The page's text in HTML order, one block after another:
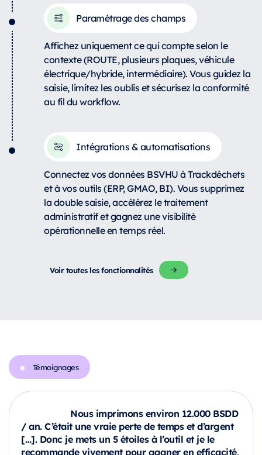
Paramétrage des champs
Affichez uniquement ce qui compte selon le
contexte (ROUTE, plusieurs plaques, véhicule
électrique/hybride, intermédiaire). Vous guidez la
saisie, limitez les oublis et sécurisez la conformité
au fil du workflow.
Intégrations & automatisations
Connectez vos données BSVHU à Trackdéchets
et à vos outils (ERP, GMAO, BI). Vous supprimez
la double saisie, accélérez le traitement
administratif et gagnez une visibilité
opérationnelle en temps réel.
Voir toutes les fonctionnalités
Témoignages
Nous imprimons environ 12.000 BSDD
/ an. C’était une vraie perte de temps et d’argent
[…]. Donc je mets un 5 étoiles à l’outil et je le
recommande vivement pour gagner en efficacité,